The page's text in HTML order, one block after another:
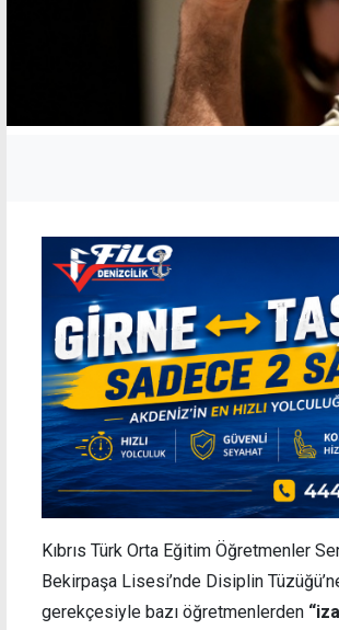
Kıbrıs Türk Orta Eğitim Öğretmenler
Bekirpaşa Lisesi’nde Disiplin
gerekçesiyle bazı öğretmenlerden